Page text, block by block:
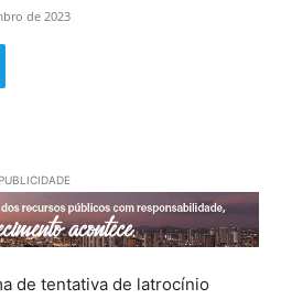
de 2023
PUBLICIDADE
de tentativa de latrocínio